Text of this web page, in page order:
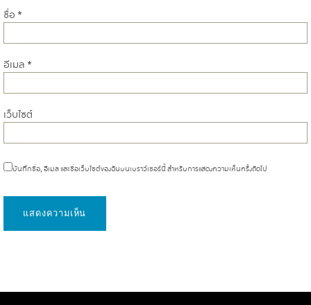
ชื่อ *
อีเมล *
เว็บไซต์
บันทึกชื่อ, อีเมล และชื่อเว็บไซต์ของฉันบนเบราว์เซอร์นี้ สำหรับการแสดงความเห็นครั้งถัดไป